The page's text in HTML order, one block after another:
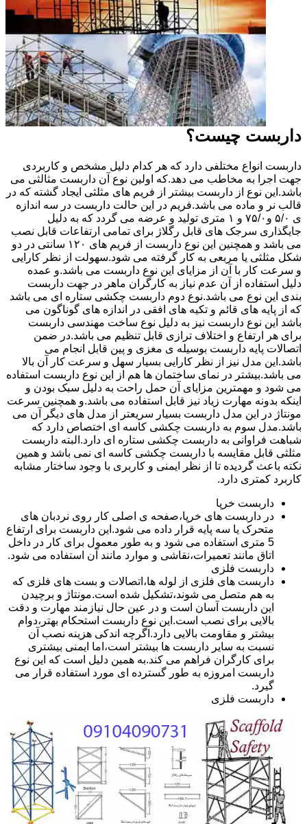
داربست چیست؟
داربست انواع مختلفی دارد که هر کدام دلیل مشخص و کاربردی
جهت اجرا به مخاطب می دهد.که اولین نوع آن داربست مثالثی می
باشد.این نوع از داربست بیشتر از فریم های مثلثی ایجاد گشته که در
قالب نر و ماده می باشد.فریم در این حالت داربست در سه اندازه
ی ۵/۰ و۷۵/۰ و ۱ متری تولید و عرضه می گردد که به دلیل
جایگذاری سرجک های قابل رگلاژ برای تمامی ارتفاعات قابل نصب
می باشد و همچنین این نوع داربست از فریم های ۱۲۰ سانتی در دو
شکل مثلثی یا مربعی به کار گرفته می شود.سهولت از نظر کارایی
و سرعت کار با آن از مزایای این نوع داربست می باشد.و عمده
دلیل استفاده از آن عدم نیاز به کارگران ماهر در جهت داربست
بندی این نوع می باشد.نوع دوم داربست چکشی ستاره ای می باشد
که از پایه های قائم و تکیه های افقی در اندازه های گوناگون می
باشد این نوع داربست نیز به دلیل نوع ساخت مهندسی داربست
برای هر ارتفاع و اختلاف ترازی قابل تنظیم می باشد.در ضمن
اتصالات پایه داربست بوسیله ی مغزی و پین قابل انجام می
باشد.این مدل نیز از نظر کارایی بسیار سهل و سرعت کار آن بالا
می باشد.بیشتر در نمای ساختمان ها هم از این نوع داربست استفاده
می شود و مهمترین مزایای آن حمل راحت به دلیل سبک بودن و
اینکه بدونه مهارت زیاد نیز قابل استفاده می باشد.و همچنین سرعت
مونتاژ در این مدل داربست بسیار سریعتر از مدل های دیگر آن می
باشد.مدل سوم به داربست چکشی کاسه ای اختصاص دارد که
شباهت فراوانی به داربست چکشی ستاره ای دارد.البته داربست
مثلثی قابل مقایسه با داربست چکشی کاسه ای نمی باشد و همین
نکته باعث گردیده تا از نظر ایمنی و کاربری با وجود ساختار مشابه
کاربرد کمتری دارد.
داربست خرپا
در داربست های خرپا،صفحه ی اصلی کار روی نردبان های
متحرک یا سه پایه قرار داده می شود.این داربست برای ارتفاع
5 متری استفاده می شود و به طور معمول برای کار در داخل
اتاق مانند تعمیرات،نقاشی و موارد مانند آن استفاده می شود.
داربست فلزی
داربست های فلزی از لوله ها،اتصالات و بست های فلزی که
به هم متصل می شوند،تشکیل شده است.مونتاژ و برچیدن
این داربست آسان است و در عین حال نیازمند مهارت و دقت
بالایی برای نصب است.این نوع داربست استحکام بهتر،دوام
بیشتر و مقاومت بالایی دارد.اگرچه اندکی هزینه نصب آن
نسبت به سایر داربست ها بیشتر است،اما ایمنی بیشتری
برای کارگران فراهم می کند.به همین دلیل است که این نوع
داربست امروزه به طور گسترده ای مورد استفاده قرار می
گیرد.
داربست فلزی